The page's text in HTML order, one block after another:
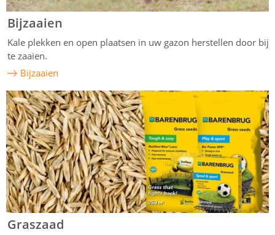
Bijzaaien
Kale plekken en open plaatsen in uw gazon herstellen door bij
te zaaien.
Bijzaaien
Graszaad